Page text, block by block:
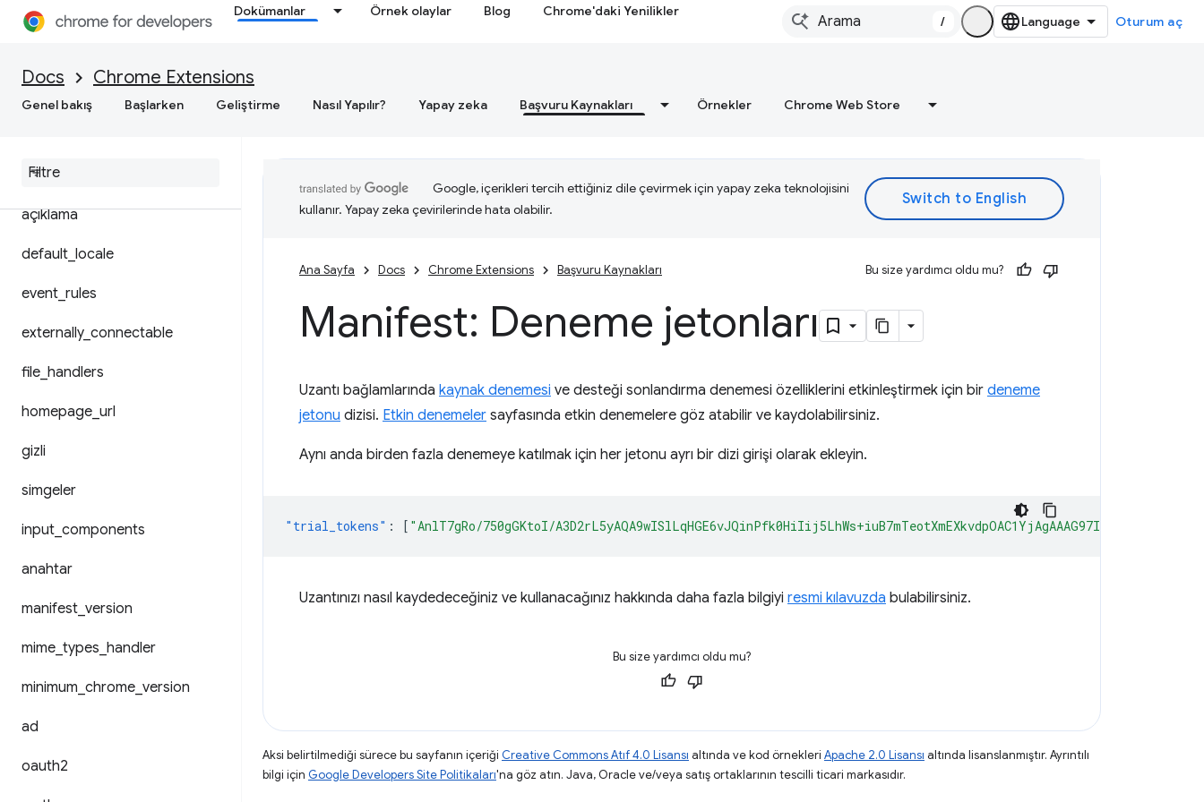
Dokümanlar Örnek olaylar Blog Chrome'daki Yenilikler
/ Oturum aç
Docs Chrome Extensions
Genel bakış Başlarken Geliştirme Nasıl Yapılır? Yapay zeka Başvuru Kaynakları Örnekler Chrome Web Store
arka plan
cross_origin_embedder_policy
cross_
açıklama
default locale
event rules
externally_ connectable
file handlers
homepage url
gizli
simgeler
input components
anahtar
manifest version
mime types handler
minimum chrome version
ad
oauth2
Google, içerikleri tercih ettiğiniz dile çevirmek için yapay zeka teknolojisini
kullanır. Yapay zeka çevirilerinde hata olabilir.
Ana Sayfa Docs Chrome Extensions Başvuru Kaynakları Bu size yardımcı oldu mu?
Manifest: Deneme jetonları
Uzantı bağlamlarında kaynak denemesi ve desteği sonlandırma denemesi özelliklerini etkinleştirmek için bir deneme
jetonu dizisi. Etkin denemeler sayfasında etkin denemelere göz atabilir ve kaydolabilirsiniz.
Aynı anda birden fazla denemeye katılmak için her jetonu ayrı bir dizi girişi olarak ekleyin.
"trial_tokens" : [ "AnlT7gRo/750gGKtoI/
Uzantınızı nasıl kaydedeceğiniz ve kullanacağınız hakkında daha fazla bilgiyi resmi kılavuzda bulabilirsiniz.
Bu size yardımcı oldu mu?
Aksi belirtilmediği sürece bu sayfanın içeriği Creative Commons Atıf 4.0 Lisansı altında ve kod örnekleri Apache 2.0 Lisansı altında lisanslanmıştır. Ayrıntılı
bilgi için Google Developers Site Politikaları'na göz atın. Java, Oracle ve/veya satış ortaklarının tescilli ticari markasıdır.